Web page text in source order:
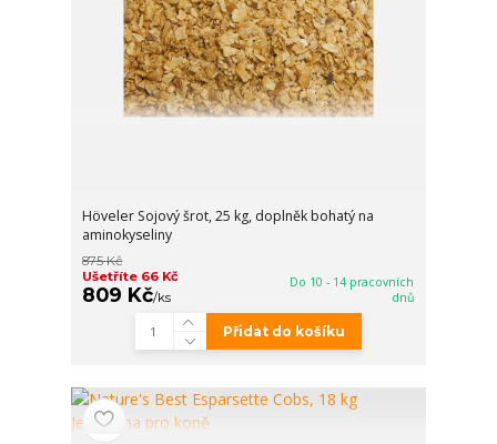
Höveler Sojový šrot, 25 kg, doplněk bohatý na
aminokyseliny
875 Kč
Ušetříte 66 Kč
809 Kč/ks
Do 10 - 14 pracovních
dnů
Přidat do košíku